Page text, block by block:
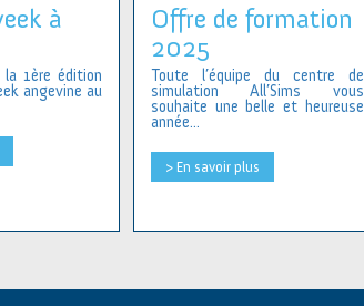
à
1ère édition
angevine au
Offre de formation
2025
Toute l’équipe du centre de
simulation All’Sims vous
souhaite une belle et heureuse
année...
> En savoir plus